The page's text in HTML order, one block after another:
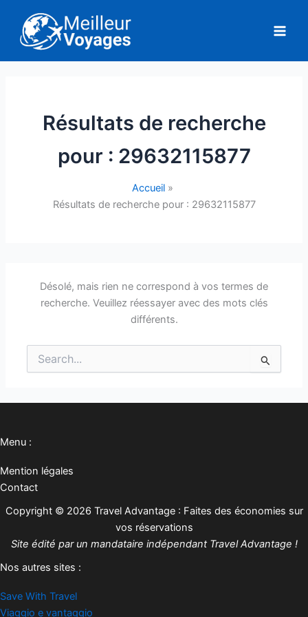
contenu
Résultats de recherche
pour : 29632115877
Accueil
Résultats de recherche pour : 29632115877
Désolé, mais rien ne correspond à vos termes de
recherche. Veuillez réessayer avec des mots clés
différents.
Rechercher :
Menu :
Mention légales
Contact
Copyright © 2026 Travel Advantage : Faites des économies sur
vos réservations
Site édité par un mandataire indépendant Travel Advantage !
Nos autres sites :
Save With Travel
Viaggio e vantaggio